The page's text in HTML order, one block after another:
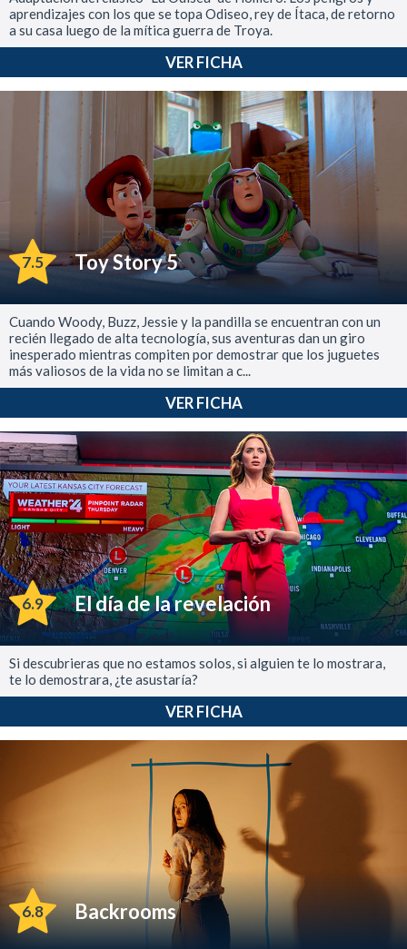
aprendizajes con los que se topa Odiseo, rey de Ítaca, de retorno
a su casa luego de la mítica guerra de Troya.
VER FICHA
7.5 Toy Story 5
Cuando Woody, Buzz, Jessie y la pandilla se encuentran con un
recién llegado de alta tecnología, sus aventuras dan un giro
inesperado mientras compiten por demostrar que los juguetes
más valiosos de la vida no se limitan a c...
VER FICHA
6.9 El día de la revelación
Si descubrieras que no estamos solos, si alguien te lo mostrara,
te lo demostrara, ¿te asustaría?
VER FICHA
6.8 Backrooms